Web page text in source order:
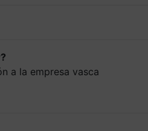
a la empresa vasca